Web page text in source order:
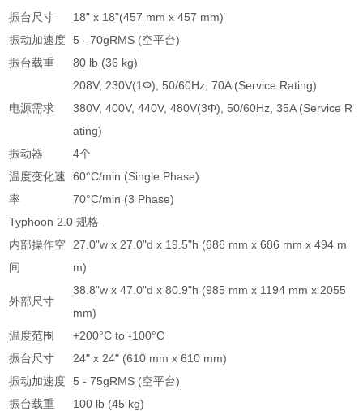
振台尺寸
18" x 18"(457 mm x 457 mm)
振动加速度 5 - 70gRMS (空平台)
振台载重
80 lb (36 kg)
电源需求
208V, 230V(1Φ), 50/60Hz, 70A (Service Rating)
380V, 400V, 440V, 480V(3Φ), 50/60Hz, 35A (Service R
ating)
振动器
4个
温度变化速
率
60°C/min (Single Phase)
70°C/min (3 Phase)
Typhoon 2.0 规格
内部操作空
间
27.0"w x 27.0"d x 19.5"h (686 mm x 686 mm x 494 m
m)
外部尺寸
38.8"w x 47.0"d x 80.9"h (985 mm x 1194 mm x 2055
mm)
温度范围
+200°C to -100°C
振台尺寸
24" x 24" (610 mm x 610 mm)
振动加速度 5 - 75gRMS (空平台)
振台载重
100 lb (45 kg)